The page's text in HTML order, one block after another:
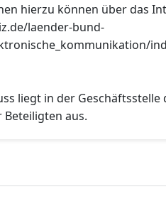
hierzu können über das
laender-bund-
liegt in der
Beteiligten aus.